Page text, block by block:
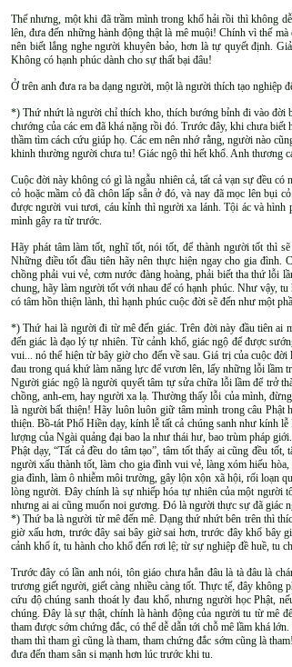
Thế nhưng, một khi đã trầm mình trong khổ hải rồi thì không
lên, đưa đến những hành động thật là mê muội! Chính vì thế
nên biết lắng nghe người khuyên bảo, hơn là tự quyết định.
Không có hạnh phúc dành cho sự thất bại đâu!
Ở trên anh đưa ra ba dạng người, một là người thích tạo nghiệp
*) Thứ nhứt là người chỉ thích kho, thích bướng bỉnh đi vào đời
chướng của các em đã khá nặng rồi đó. Trước đây, khi chưa
thầm tìm cách cứu giúp họ. Các em nên nhớ rằng, người nào
khinh thường người chưa tu! Giác ngộ thì hết khổ. Anh thương
Cuộc đời này không có gì là ngẫu nhiên cả, tất cả vạn sự đều
cỏ hoặc mầm cỏ đã chôn lấp sẵn ở đó, và nay đã mọc lên bụi
được người vui tươi, cáu kỉnh thì người xa lánh. Tội ác và hình
mình gây ra từ trước.
Hãy phát tâm làm tốt, nghĩ tốt, nói tốt, để thành người tốt thì
Những điều tốt đầu tiên hãy nên thực hiện ngay cho gia đình.
chồng phải vui vẻ, cơm nước đàng hoàng, phải biết tha thứ lỗi
chung, hãy làm người tốt với nhau để có hạnh phúc. Như vậy,
có tâm hồn thiện lành, thì hạnh phúc cuộc đời sẽ đến như một
*) Thứ hai là người đi từ mê đến giác. Trên đời này đầu tiên ai
đến giác là đạo lý tự nhiên. Từ cảnh khổ, giác ngộ để được
vui... nó thể hiện từ bây giờ cho đến về sau. Giá trị của cuộc
đau trong quá khứ làm năng lực để vươn lên, lấy những lỗi lầm
Người giác ngộ là người quyết tâm tự sửa chữa lỗi lầm để trở
chồng, anh-em, hay người xa lạ. Thường thấy lỗi của mình,
là người bất thiện! Hãy luôn luôn giữ tâm mình trong câu
thiện. Bồ-tát Phổ Hiền dạy, kính lễ tất cả chúng sanh như kính
lượng của Ngài quảng đại bao la như thái hư, bao trùm pháp giới.
Phật dạy, “Tất cả đều do tâm tạo”, tâm tốt thấy ai cũng đều
người xấu thành tốt, làm cho gia đình vui vẻ, làng xóm hiếu
gia đình, làm ô nhiễm môi trường, gây lộn xộn xã hội, rối loạn
lòng người. Đây chính là sự nhiếp hóa tự nhiên của một người
nhưng ai ai cũng muốn noi gương. Đó là người thực sự đã giác
*) Thứ ba là người từ mê đến mê. Dạng thứ nhứt bên trên thì
giờ xấu hơn, trước đây sai bây giờ sai hơn, trước đây khổ bây
cảnh khổ ít, tu hành cho khổ đến rơi lệ; từ sự nghiệp đề huề, tu
Trước đây có lần anh nói, tôn giáo chưa hẳn đâu là tà đâu là
trương giết người, giết càng nhiều càng tốt. Thực tế, đây không
cứu độ chúng sanh thoát ly đau khổ, nhưng người học Phật,
chúng. Đây là sự thật, chính là hành động của người tu từ mê
tham được sớm chứng đắc, có thể dễ dẫn tới chỗ mê lầm khá
tham thì tham gì cũng là tham, tham chứng đắc sớm cũng là
đưa đến tham sân si mạnh hơn lúc trước khi tu.